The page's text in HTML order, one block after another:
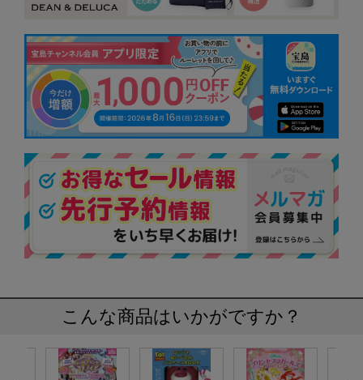
こんな商品はいかがですか？